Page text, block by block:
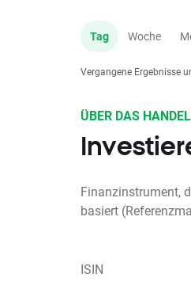
Tag Woche
Vergangene Ergebnisse
ÜBER DAS
Finanzinstrument,
basiert
ISIN